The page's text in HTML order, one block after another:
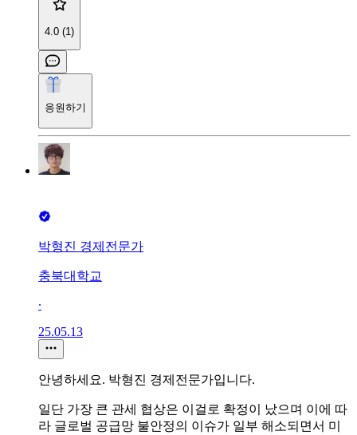
4.0 (1)
응원하기
박형진 경제전문가
충북대학교
∙
25.05.13
안녕하세요. 박형진 경제전문가입니다.
일단 가장 큰 관세 협상은 이걸로 확정이 났으며 이에 따
라 글로벌 공급망 불안정의 이슈가 일부 해소되면서 미